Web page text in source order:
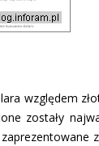
względem
zostały